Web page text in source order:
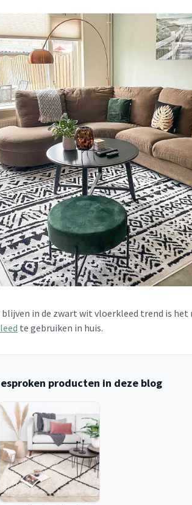
in de zwart wit vloerkleed trend is
te gebruiken in huis.
producten in deze blog